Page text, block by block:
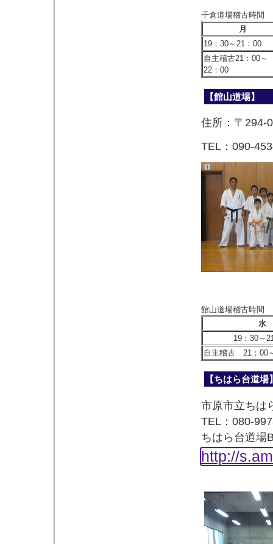
千倉道場稽古時間
月
19：30～21：00
自主稽古21：00～
22：00
【館山道場】
住所：〒
TEL：090-
館山道場稽古時間
水
19：30～
自主稽古 21：00
【ちはら台道場
市原市立ち
TEL：080-
ちはら台道場
http://